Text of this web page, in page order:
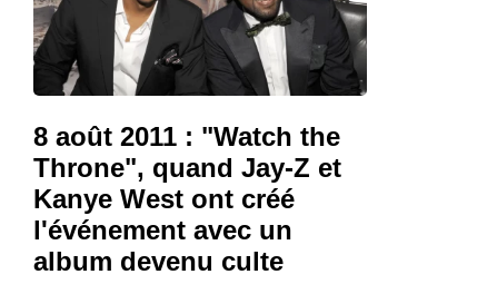
8 août 2011 : "Watch the
Throne", quand Jay-Z et
Kanye West ont créé
l'événement avec un
album devenu culte